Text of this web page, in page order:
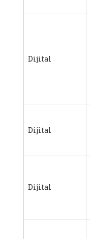
Dijital
Dijital
Dijital